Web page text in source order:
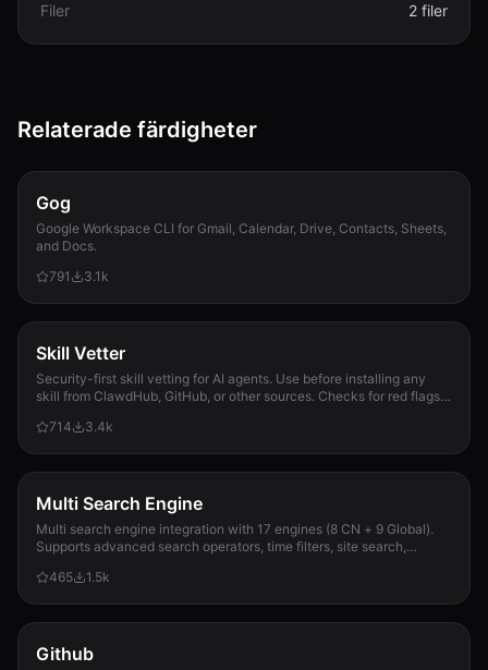
Filer
2 filer
Relaterade färdigheter
Gog
Google Workspace CLI for Gmail, Calendar, Drive, Contacts, Sheets,
and Docs.
791
3.1k
Skill Vetter
Security-first skill vetting for AI agents. Use before installing any
skill from ClawdHub, GitHub, or other sources. Checks for red flags,
714
3.4k
Multi Search Engine
Multi search engine integration with 17 engines (8 CN + 9 Global).
Supports advanced search operators, time filters, site search,
required.
465 1.5k
Github